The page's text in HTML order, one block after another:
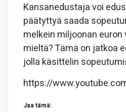
Kansanedustaja voi
päätyttyä saada
melkein miljoonan euron
mieltä? Tämä on jatkoa
jolla käsittelin
https://
Jaa tämä: